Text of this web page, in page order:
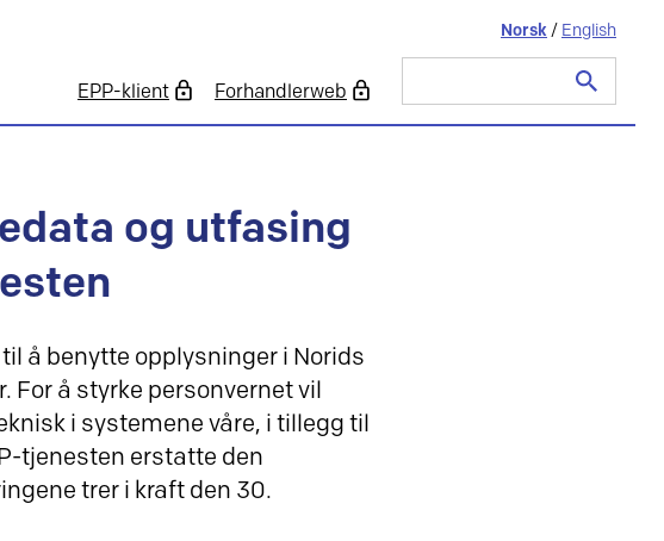
EPP-klient Forhandlerweb
Norsk / English
etter:
og utfasing
å benytte opplysninger i Norids
For å styrke personvernet vil
i systemene våre, i tillegg til
tjenesten erstatte den
trer i kraft den 30.